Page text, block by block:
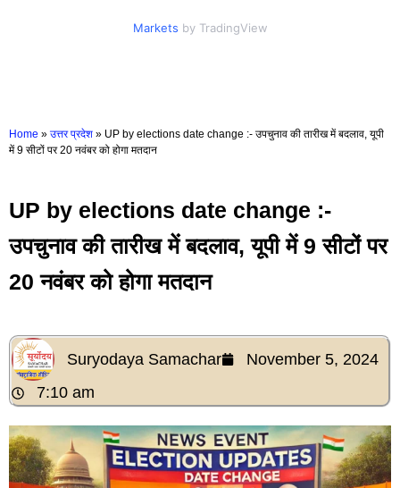
Markets by TradingView
Home » उत्तर प्रदेश » UP by elections date change :- उपचुनाव की तारीख में बदलाव, यूपी
में 9 सीटों पर 20 नवंबर को होगा मतदान
UP by elections date change :-
उपचुनाव की तारीख में बदलाव, यूपी में 9 सीटों पर
20 नवंबर को होगा मतदान
Suryodaya Samachar
November 5, 2024
7:10 am